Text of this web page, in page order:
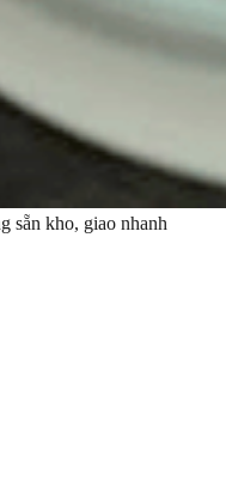
sẵn kho, giao nhanh